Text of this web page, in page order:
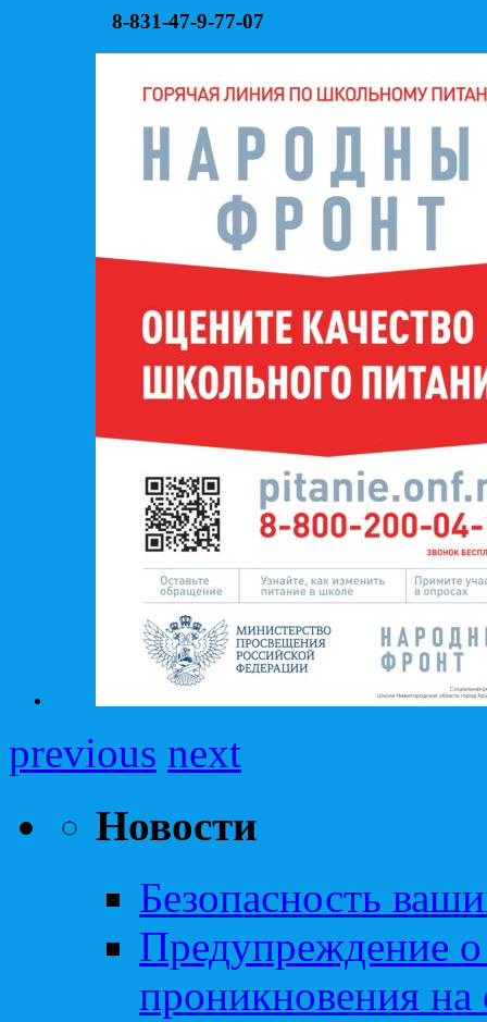
8-831-47-9-77-07
previous next
Новости
Безопасность
Предупреждение о
проникновения на